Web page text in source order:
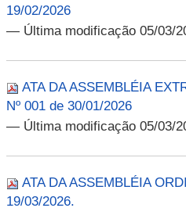
19/02/2026
— Última modificação 05/03/
ATA DA ASSEMBLÉIA
Nº 001 de 30/01/2026
— Última modificação 05/03/
ATA DA ASSEMBLÉIA
19/03/2026.